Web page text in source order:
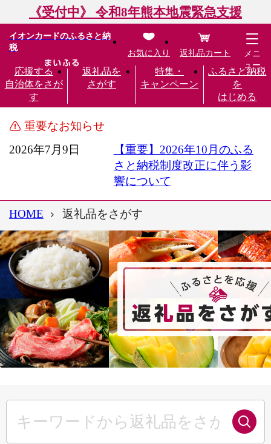
《受付中》 令和8年熊本地震緊急支援
イオンカードのふるさと納
税
応援する
自治体をさが
す
返礼品を
さがす
特集・
キャンペーン
ふるさと納税
を
はじめる
お気に入り 返礼品カート
メニ
ュー
重要なお知らせ
2026年7月9日
【重要】2026年10月のふる
さと納税制度改正に伴う影
響について
HOME 返礼品をさがす